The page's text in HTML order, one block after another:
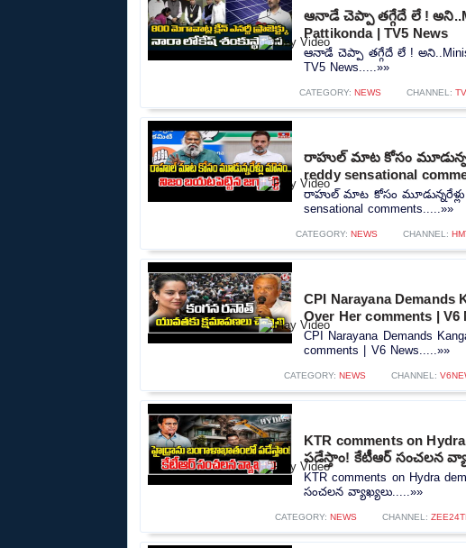
ఆనాడే చెప్పా తగ్గేదే లే !
Pattikonda | TV5 News
ఆనాడే చెప్పా తగ్గేదే లే !
TV5 News.....»»
CATEGORY: NEWS CHANNEL:
రాహుల్ మాట కోసం
reddy sensational
రాహుల్ మాట కోసం మూడున్నరేళ్లు
sensational comments.....»»
CATEGORY: NEWS CHANNEL:
CPI Narayana Demands
Over Her comments | V6
CPI Narayana Demands
comments | V6 News.....»»
CATEGORY: NEWS CHANNEL:
KTR comments on
పడేస్తాం! కేటీఆర్ సంచలన
KTR comments on Hydra
సంచలన వ్యాఖ్యలు.....»»
CATEGORY: NEWS CHANNEL: